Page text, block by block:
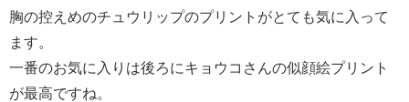
胸の控えめのチュウリップのプリントがとても気に入って
ます。
一番のお気に入りは後ろにキョウコさんの似顔絵プリント
が最高ですね。